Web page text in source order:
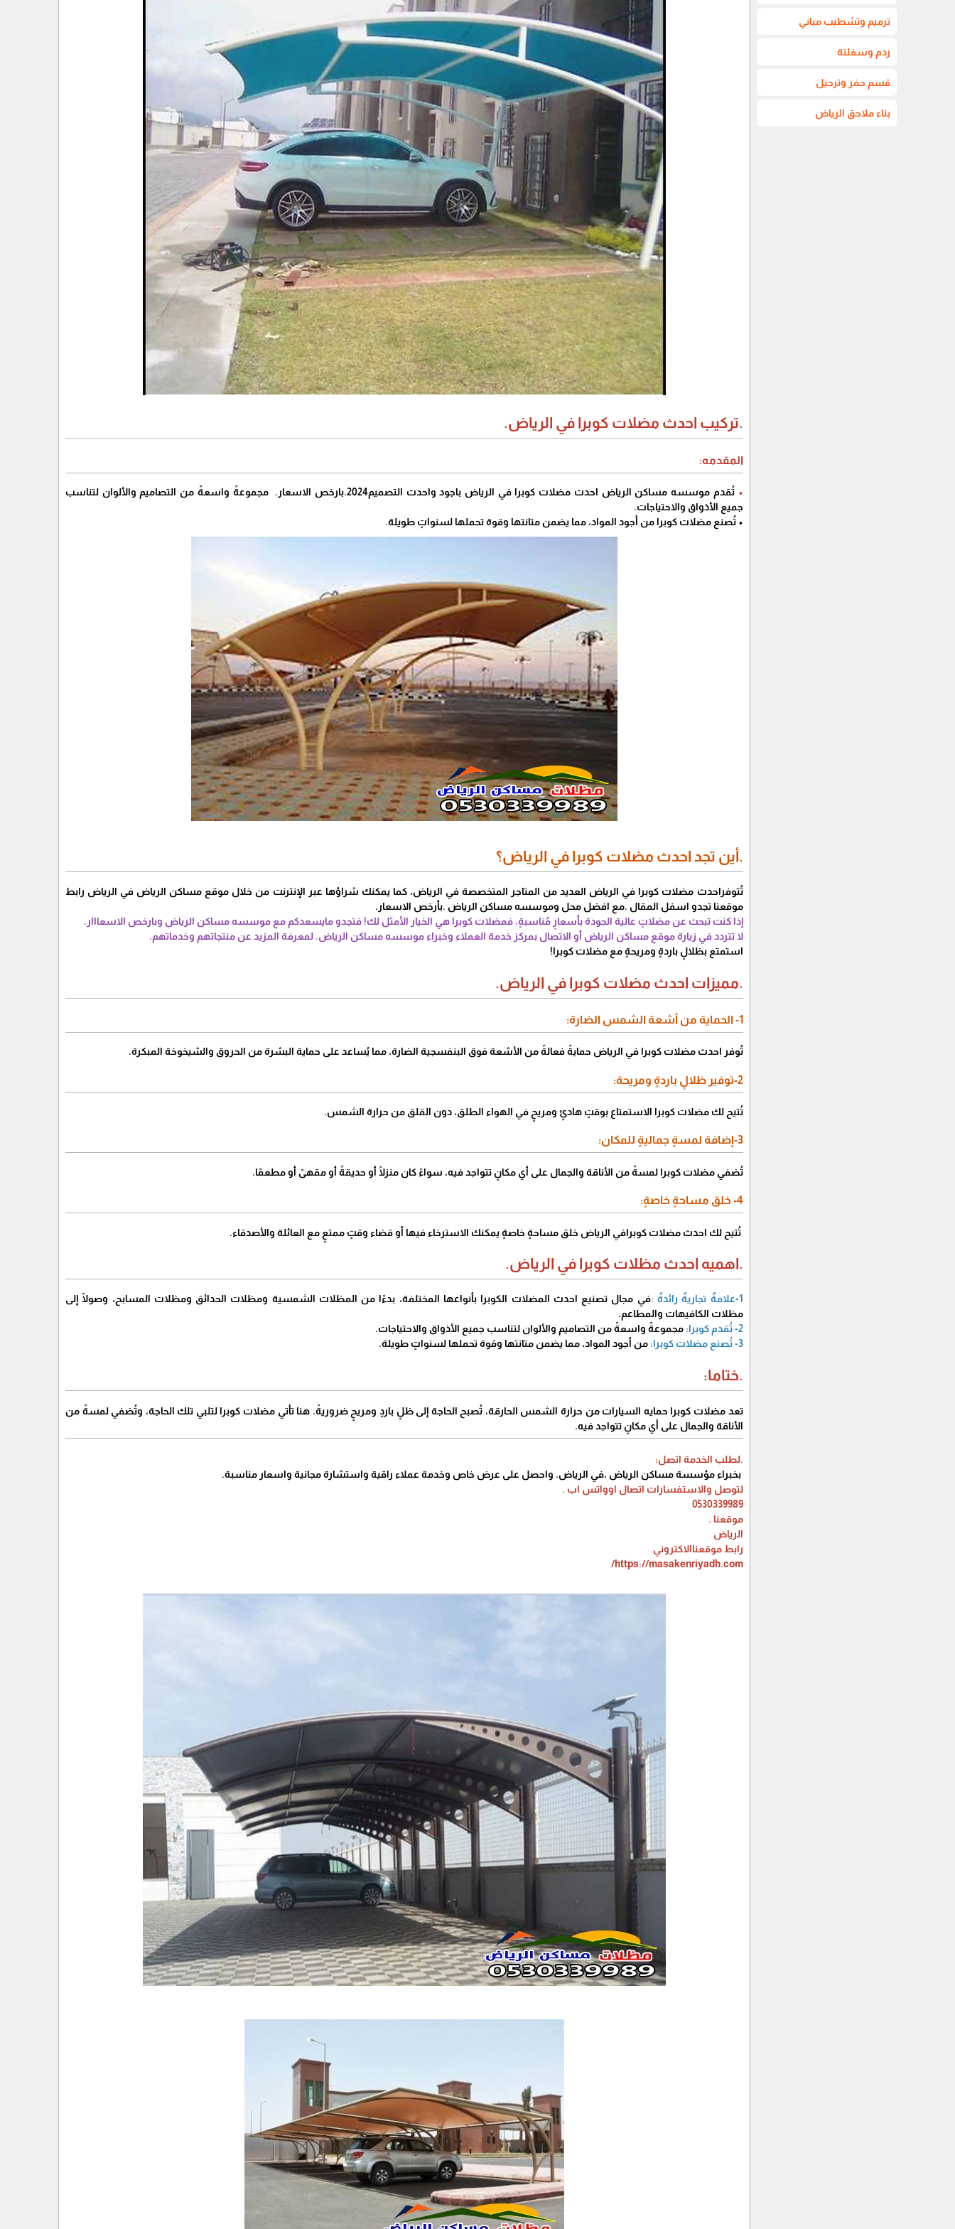
ترميم وتشطيب مباني
ردم وسفلتة
قسم حفر وترحيل
بناء ملاحق الرياض
.تركيب احدث مضلات كوبرا في الرياض.
المقدمه:
•
تُقدم موسسه مساكن الرياض احدث مضلات كوبرا في الرياض باجود واحدث التصميم2024.بارخص الاسعار. مجموعةً واسعةً من التصاميم والألوان لتناسب
جميع الأذواق والاحتياجات.
• تُصنع مضلات كوبرا من أجود المواد، مما يضمن متانتها وقوة تحملها لسنواتٍ طويلة.
.أين تجد احدث مضلات كوبرا في الرياض؟
تُتوفراحدث مضلات كوبرا في الرياض العديد من المتاجر المتخصصة في الرياض، كما يمكنك شراؤها عبر الإنترنت من خلال موقع مساكن الرياض في الرياض رابط
موقعنا تجدو اسفل المقال .مع افضل محل وموسسه مساكن الرياض .بأرخص الاسعار.
إذا كنت تبحث عن مضلاتٍ عالية الجودة بأسعارٍ مُناسبةٍ، فمضلات كوبرا هي الخيار الأمثل لك! فتجدو مايسعدكم مع موسسه مساكن الرياض وبارخص الاسعااار.
لا تتردد في زيارة موقع مساكن الرياض أو الاتصال بمركز خدمة العملاء وخبراء موسسه مساكن الرياض. لمعرفة المزيد عن منتجاتهم وخدماتهم.
استمتع بظلالٍ باردةٍ ومريحةٍ مع مضلات كوبرا!
.مميزات احدث مضلات كوبرا في الرياض.
1- الحماية من أشعة الشمس الضارة:
تُوفر احدث مضلات كوبرا في الرياض حمايةً فعالةً من الأشعة فوق البنفسجية الضارة، مما يُساعد على حماية البشرة من الحروق والشيخوخة المبكرة.
2-توفير ظلالٍ باردةٍ ومريحة:
تُتيح لك مضلات كوبرا الاستمتاع بوقتٍ هادئٍ ومريحٍ في الهواء الطلق، دون القلق من حرارة الشمس.
3-إضافة لمسةٍ جماليةٍ للمكان:
تُضفي مضلات كوبرا لمسةً من الأناقة والجمال على أي مكانٍ تتواجد فيه، سواءً كان منزلًا أو حديقةً أو مقهىً أو مطعمًا.
4- خلق مساحةٍ خاصةٍ:
تُتيح لك احدث مضلات كوبرافي الرياض خلق مساحةٍ خاصةٍ يمكنك الاسترخاء فيها أو قضاء وقتٍ ممتعٍ مع العائلة والأصدقاء.
.اهميه احدث مظلات كوبرا في الرياض.
1-علامةٌ تجاريةٌ رائدةٌ :
في مجال تصنيع احدث المضلات الكوبرا بأنواعها المختلفة، بدءًا من المظلات الشمسية ومظلات الحدائق ومظلات المسابح، وصولًا إلى
مظلات الكافيهات والمطاعم.
2- تُقدم كوبرا:
مجموعةً واسعةً من التصاميم والألوان لتناسب جميع الأذواق والاحتياجات.
3- تُصنع مضلات كوبرا:
من أجود المواد، مما يضمن متانتها وقوة تحملها لسنواتٍ طويلة.
.ختاما:
تعد مضلات كوبرا حمايه السيارات من حرارة الشمس الحارقة، تُصبح الحاجة إلى ظلٍ باردٍ ومريحٍ ضروريةً. هنا تأتي مضلات كوبرا لتلبي تلك الحاجة، وتُضفي لمسةً من
الأناقة والجمال على أي مكانٍ تتواجد فيه.
.لطلب الخدمة اتصل:
بخبراء مؤسسة مساكن الرياض ،في الرياض. واحصل على عرض خاص وخدمة عملاء راقية واستشارة مجانية واسعار مناسبة.
لتوصل والاستفسارات اتصال اوواتس اب .
0530339989
موقعنا .
الرياض
رابط موقعناالاكتروني
https://masakenriyadh.com/